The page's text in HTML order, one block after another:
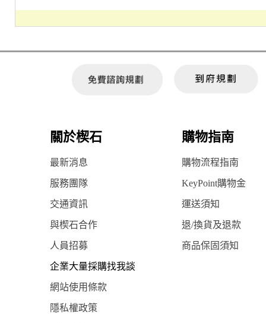
關於楔石 購物指南
最新消息 購物流程指南
服務團隊 KeyPoint購物金
交通資訊 運送須知
與楔石合作 退/換貨及退款
人員招募 商品保固須知
企業大量採購找我談
網站使用條款
隱私權政策